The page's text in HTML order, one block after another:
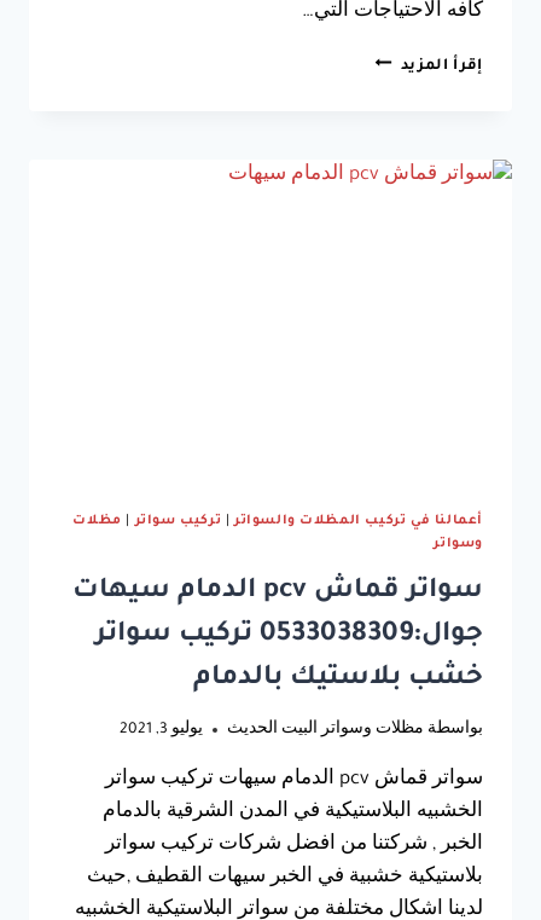
كافه الاحتياجات التي…
إقرأ المزيد مقاول
جوال:0533038309
تركيب
أعمالنا في تركيب المظلات والسواتر| تركيب سواتر|
مظلات
وسواتر
سواتر قماش pcv الدمام سيهات
جوال:0533038309 تركيب سواتر
خشب بلاستيك بالدمام
بواسطة مظلات وسواتر البيت الحديث يوليو 3, 2021
سواتر قماش pcv الدمام سيهات تركيب سواتر
الخشبيه البلاستيكية في المدن الشرقية بالدمام
الخبر , شركتنا من افضل شركات تركيب سواتر
بلاستيكية خشبية في الخبر سيهات القطيف ,حيث
لدينا اشكال مختلفة من سواتر البلاستيكية الخشبيه